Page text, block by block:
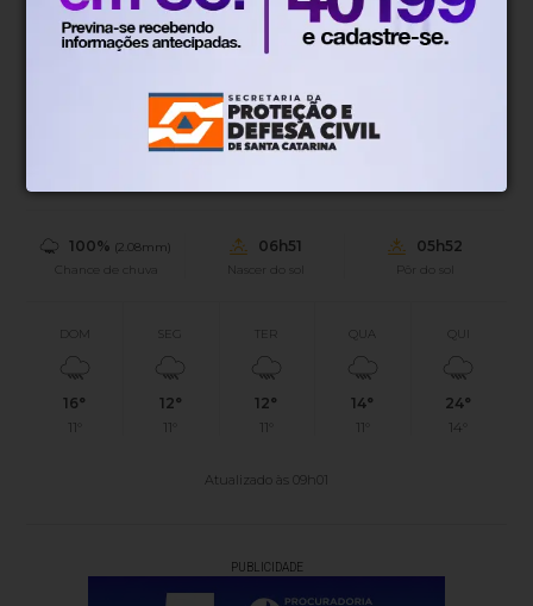
Blumenau, SC
15°
Chuvas esparsas
0.16km/h
100% (2.08mm)
Chance de chuva
06h51
Nascer do sol
05h52
Pôr do sol
DOM
16°
11°
SEG
12°
11°
TER
12°
11°
QUA
14°
11°
24°
14°
Atualizado às 09h01
PUBLICIDADE